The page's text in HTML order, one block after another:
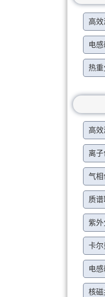
高效
电
热重
高
离
气相
质
紫
卡
电
核磁